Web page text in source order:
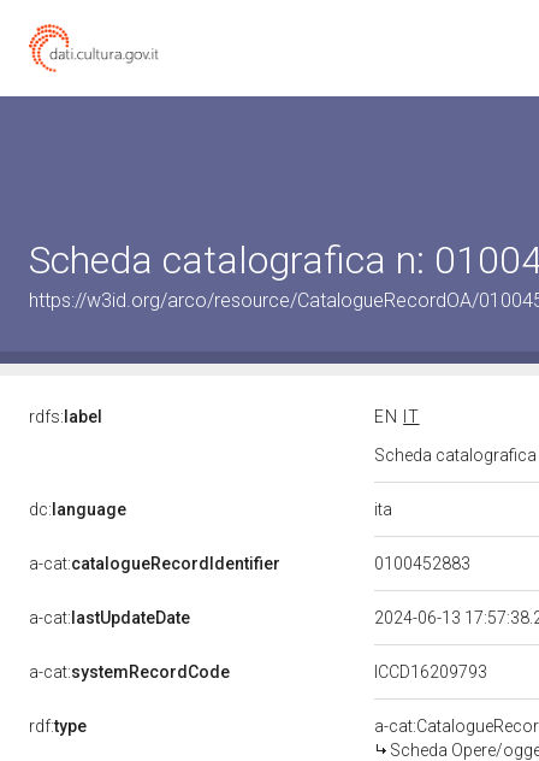
Scheda catalografica n:
https://w3id.org/arco/resource/CatalogueRecordOA/
rdfs: label EN
IT
Scheda
dc: language ita
a-cat:catalogueRecordIdentifier 0100452883
a-cat: lastUpdateDate 2024-06-13
a-cat:systemRecordCode ICCD16209793
rdf:type
a-
Scheda Opere/